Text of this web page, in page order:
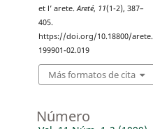
et l’ arete.Areté, 11(1-2), 387–
405.
https://doi.org/10.18800/arete.
199901-02.019
Más formatos de cita
Número